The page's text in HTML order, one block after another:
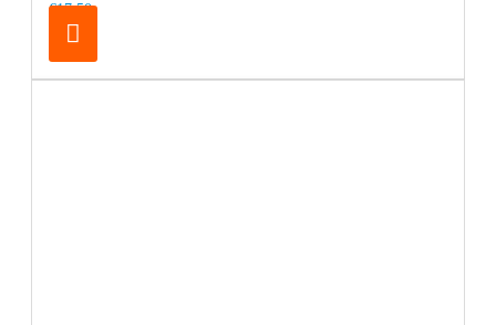
€17,50